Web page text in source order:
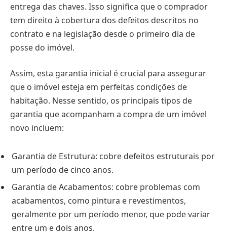
entrega das chaves. Isso significa que o comprador
tem direito à cobertura dos defeitos descritos no
contrato e na legislação desde o primeiro dia de
posse do imóvel.
Assim, esta garantia inicial é crucial para assegurar
que o imóvel esteja em perfeitas condições de
habitação. Nesse sentido, os principais tipos de
garantia que acompanham a compra de um imóvel
novo incluem:
Garantia de Estrutura: cobre defeitos estruturais por
um período de cinco anos.
Garantia de Acabamentos: cobre problemas com
acabamentos, como pintura e revestimentos,
geralmente por um período menor, que pode variar
entre um e dois anos.